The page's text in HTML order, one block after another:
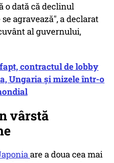
o dată că declinul
agravează", a declarat
al guvernului,
contractul de lobby
Ungaria și mizele într-o
vârstă
are a doua cea mai